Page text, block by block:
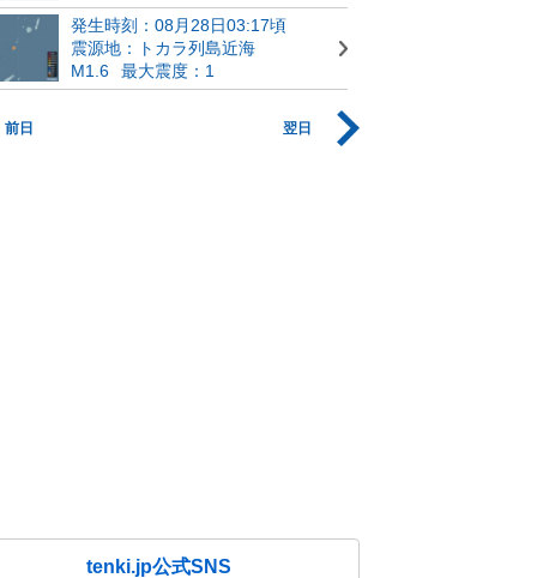
発生時刻：08月28日03:17頃
震源地：トカラ列島近海
M1.6
最大震度：1
前日 翌日
tenki.jp公式SNS